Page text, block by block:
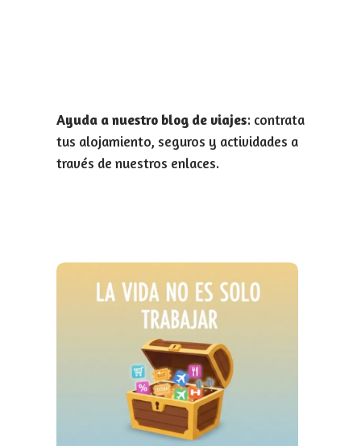
Ayuda a nuestro blog de viajes: contrata
tus alojamiento, seguros y actividades a
través de nuestros enlaces.